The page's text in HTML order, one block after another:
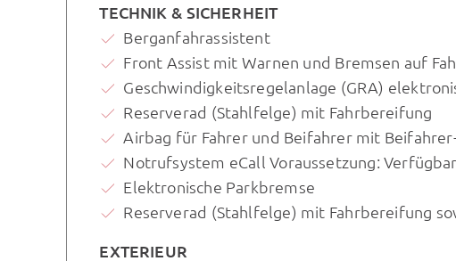
TECHNIK & SICHERHEIT
Berganfahrassistent
Front Assist mit Warnen und Bremsen auf
Geschwindigkeitsregelanlage (GRA)
Reserverad (Stahlfelge) mit Fahrbereifung
Airbag für Fahrer und Beifahrer mit
Notrufsystem eCall Voraussetzung:
Elektronische Parkbremse
Reserverad (Stahlfelge) mit Fahrbereifung
EXTERIEUR